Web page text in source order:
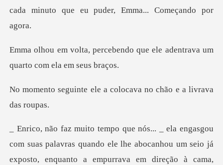
ndo que ele adentrava um
qua
e a colocava no chão e
ando ele lhe abocanhou um seio já
exposto, enquanto a empurrava em direção à